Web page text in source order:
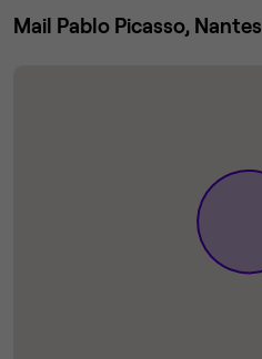
Mail Pablo Picasso, Nantes